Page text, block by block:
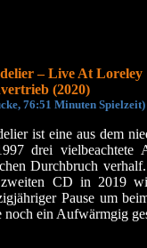
– Live At Loreley
(2020)
76:51 Minuten Spielzeit)
ist eineaus dem
drei vielbeachtete
Durchbruch
CD in 2019
Pause um
noch ein Aufwärmgig